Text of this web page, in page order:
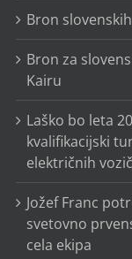
Bron
Bron za
Kairu
Laško bo leta
kvalifikacijski
električnih
Jožef Franc
svetovno
cela ekipa